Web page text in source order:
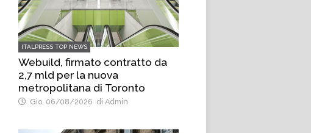
ITALPRESS TOP NEWS
Webuild, firmato contratto da
2,7 mld per la nuova
metropolitana di Toronto
Gio, 06/08/2026 di Admin